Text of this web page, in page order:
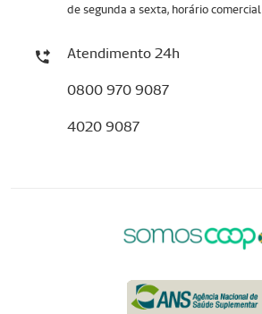
de segunda a sexta, horário comercial
Atendimento 24h
0800 970 9087
4020 9087